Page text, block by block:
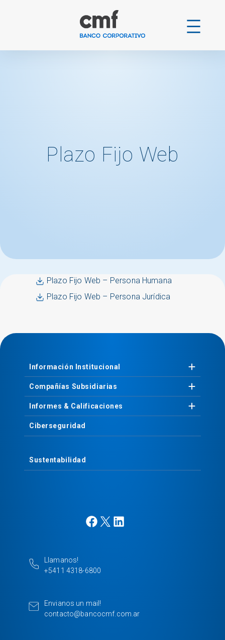
Plazo Fijo Web
Plazo Fijo Web – Persona Humana
Plazo Fijo Web – Persona Jurídica
Información Institucional
Compañías Subsidiarias
Informes & Calificaciones
Ciberseguridad
Sustentabilidad
Llamanos!
+5411 4318-6800
Envianos un mail!
contacto@bancocmf.com.ar
F
b
X
L